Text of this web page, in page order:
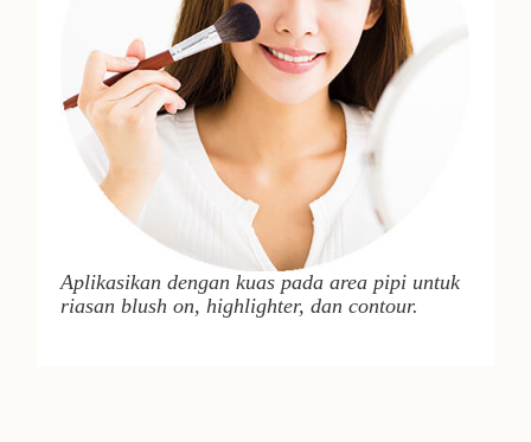
Aplikasikan dengan kuas pada area pipi untuk
riasan blush on, highlighter, dan contour.